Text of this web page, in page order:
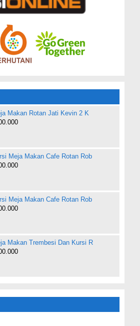
Makan Rotan Jati Kevin 2 K
Meja Makan Cafe Rotan Rob
Meja Makan Cafe Rotan Rob
Makan Trembesi Dan Kursi R